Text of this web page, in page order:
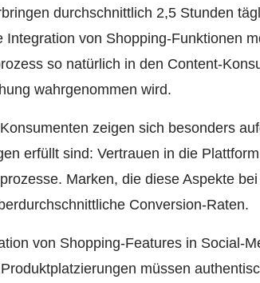
durchschnittlich 2,5 Stunden
Integration von Shopping-Funktionen
so natürlich in den Content-
wahrgenommen wird.
zeigen sich besonders
erfüllt sind: Vertrauen in die
Marken, die diese Aspekte
Conversion-Raten.
von Shopping-Features in Social-
müssen